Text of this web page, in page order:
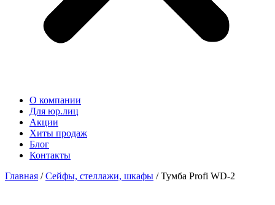
О компании
Для юр.лиц
Акции
Хиты продаж
Блог
Контакты
Главная /Сейфы, стеллажи, шкафы / Тумба Profi WD-2